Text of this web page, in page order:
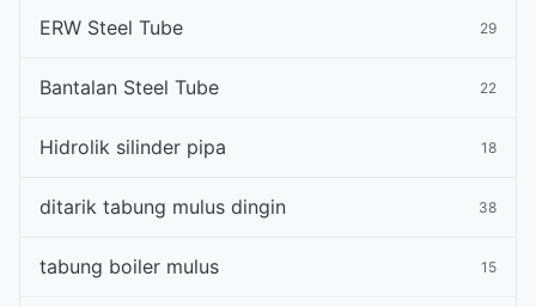
ERW Steel Tube 29
Bantalan Steel Tube 22
Hidrolik silinder pipa 18
ditarik tabung mulus dingin 38
tabung boiler mulus 15